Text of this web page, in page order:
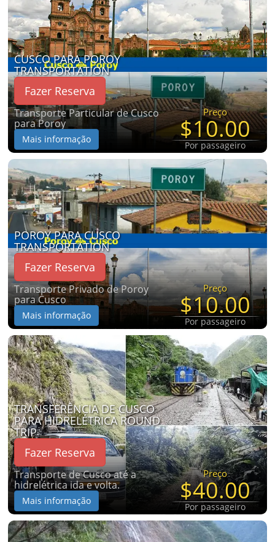
CUSCO PARA POROY
TRANSPORTATION
Fazer Reserva
Transporte Particular de Cusco
para Poroy
Mais informação
Preço
$10.00
Por passageiro
POROY PARA CUSCO
TRANSPORTATION
Fazer Reserva
Transporte Privado de Poroy
para Cusco
Mais informação
Preço
$10.00
Por passageiro
TRANSFERÊNCIA DE CUSCO
PARA HIDRELÉTRICA ROUND
TRIP
Fazer Reserva
Transporte de Cusco até a
hidrelétrica ida e volta.
Mais informação
Preço
$40.00
Por passageiro